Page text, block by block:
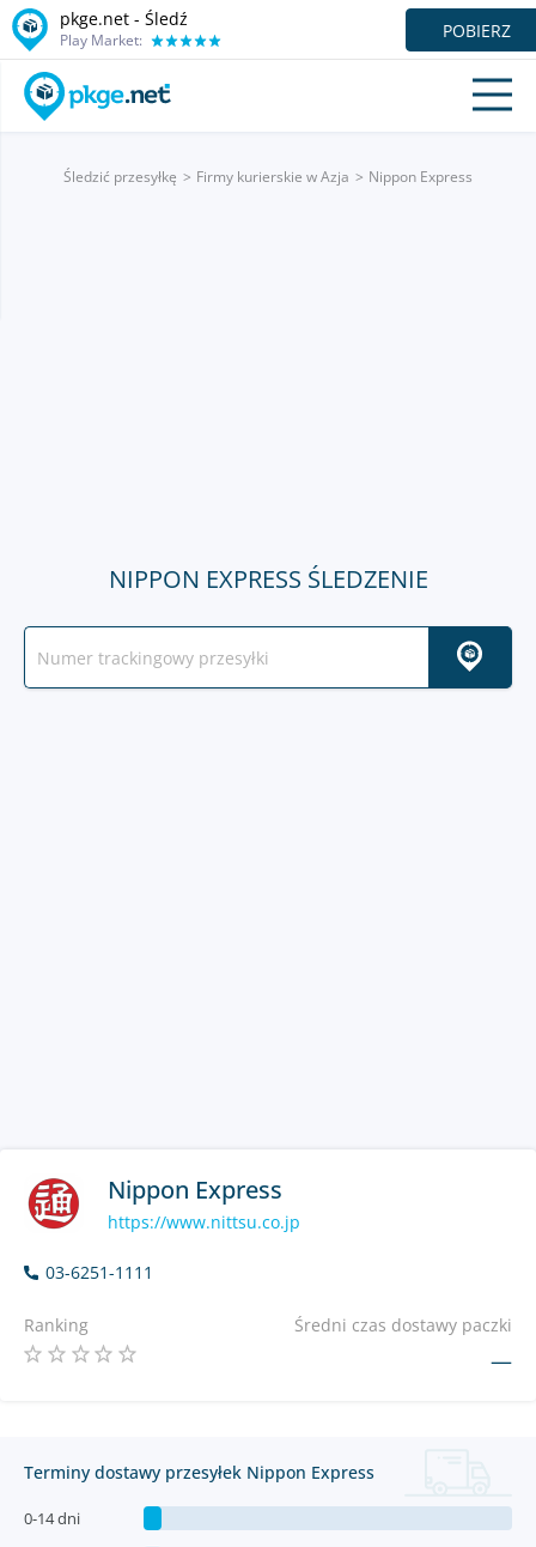
pkge.net - Śledź
Play Market: POBIERZ
Śledzić przesyłkę Firmy kurierskie w Azja Nippon Express
NIPPON EXPRESS ŚLEDZENIE
Nippon Express
https://www.nittsu.co.jp
03-6251-1111
Ranking Średni czas dostawy paczki
—
Terminy dostawy przesyłek Nippon Express
0-14 dni